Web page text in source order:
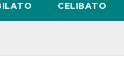
CELIBATO